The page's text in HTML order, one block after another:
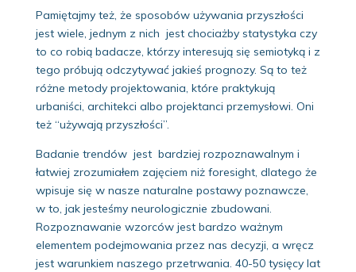
Pamiętajmy też, że sposobów używania przyszłości
jest wiele, jednym z nich jest chociażby statystyka czy
to co robią badacze, którzy interesują się semiotyką i z
tego próbują odczytywać jakieś prognozy. Są to też
różne metody projektowania, które praktykują
urbaniści, architekci albo projektanci przemysłowi. Oni
też “używają przyszłości”.
Badanie trendów jest bardziej rozpoznawalnym i
łatwiej zrozumiałem zajęciem niż foresight, dlatego że
wpisuje się w nasze naturalne postawy poznawcze,
w to, jak jesteśmy neurologicznie zbudowani.
Rozpoznawanie wzorców jest bardzo ważnym
elementem podejmowania przez nas decyzji, a wręcz
jest warunkiem naszego przetrwania. 40-50 tysięcy lat